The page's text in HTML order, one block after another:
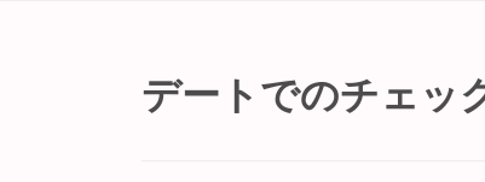
デートでのチェッ